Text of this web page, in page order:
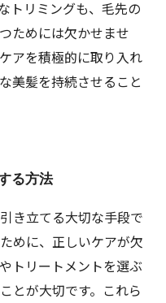
トリミングも、毛先の
ためには欠かせませ
アを積極的に取り入れ
美髪を持続させること
る方法
き立てる大切な手段で
めに、正しいケアが欠
トリートメントを選ぶ
とが大切です。これら